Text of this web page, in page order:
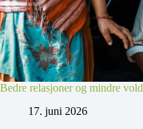
Bedre relasjoner og mindre vold
17. juni 2026